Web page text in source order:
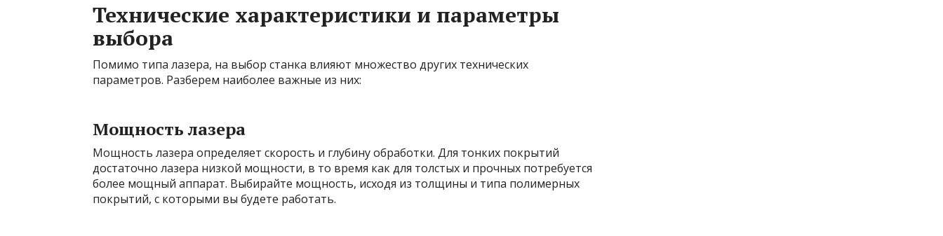
Технические характеристики и параметры
выбора
Помимо типа лазера, на выбор станка влияют множество других технических
параметров. Разберем наиболее важные из них:
Мощность лазера
Мощность лазера определяет скорость и глубину обработки. Для тонких покрытий
достаточно лазера низкой мощности, в то время как для толстых и прочных потребуется
более мощный аппарат. Выбирайте мощность, исходя из толщины и типа полимерных
покрытий, с которыми вы будете работать.